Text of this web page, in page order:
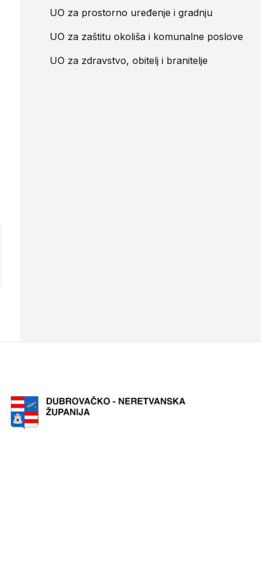
UO za prostorno uređenje i gradnju
UO za zaštitu okoliša i komunalne poslove
UO za zdravstvo, obitelj i branitelje